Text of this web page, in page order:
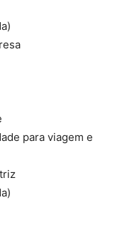
para viagem e